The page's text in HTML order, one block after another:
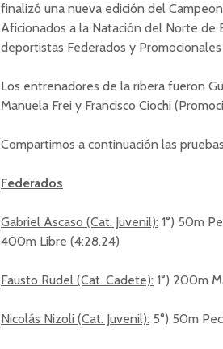
finalizó una nueva edición del
Aficionados a la Natación del Norte de
deportistas Federados y
Los entrenadores de la ribera fueron
Manuela Frei y Francisco Ciochi
Compartimos a continuación las
Federados
Gabriel Ascaso (Cat. Juvenil): 1°) 50m
400m Libre (4:28.24)
Fausto Rudel (Cat. Cadete): 1°) 200m
Nicolás Nizoli (Cat. Juvenil): 5°) 50m